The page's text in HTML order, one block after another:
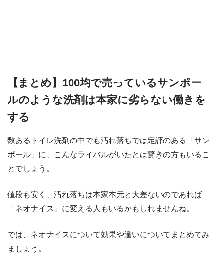
【まとめ】100均で売っているサンポー
ルのような洗剤は本家に劣らない働きを
する
数あるトイレ洗剤の中でも汚れ落ちでは定評のある「サン
ポール」に、こんなライバルがいたとは驚きの方もいるこ
とでしょう。
値段も安く、汚れ落ちは本家本元と大差ないのであれば
「ネオナイス」に変える人もいるかもしれませんね。
では、ネオナイスについて効果や違いについてまとめてみ
ましょう。